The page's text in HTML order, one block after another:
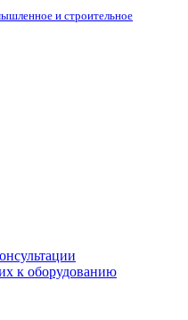
и строительное
к оборудованию